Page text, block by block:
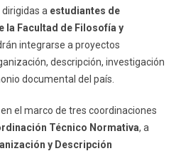
a estudiantes de
la Facultad de Filosofía y
integrarse a proyectos
descripción, investigación
documental del país.
el marco de tres coordinaciones
Técnico Normativa, a
y Descripción